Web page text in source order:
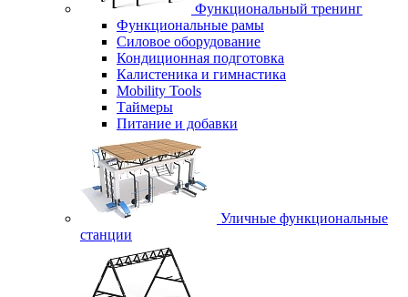
Функциональный тренинг
Функциональные рамы
Силовое оборудование
Кондиционная подготовка
Калистеника и гимнастика
Mobility Tools
Таймеры
Питание и добавки
Уличные функциональные
станции